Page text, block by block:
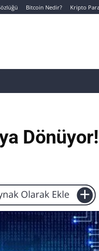
Bitcoin Nedir? Kripto Para
Dönüyor!